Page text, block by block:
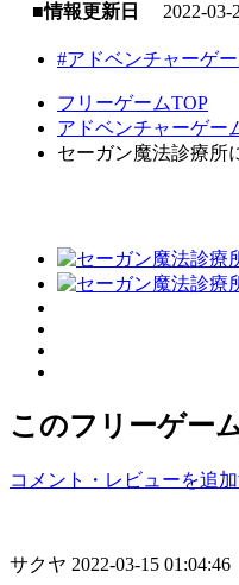
■情報更新日
2022-03-
#アドベンチャーゲ
フリーゲームTOP
アドベンチャーゲー
セーガン魔法診療所
このフリーゲー
コメント・レビューを追
サクヤ 2022-03-15 01:04:46